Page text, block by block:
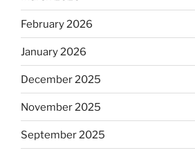
February 2026
January 2026
December 2025
November 2025
September 2025